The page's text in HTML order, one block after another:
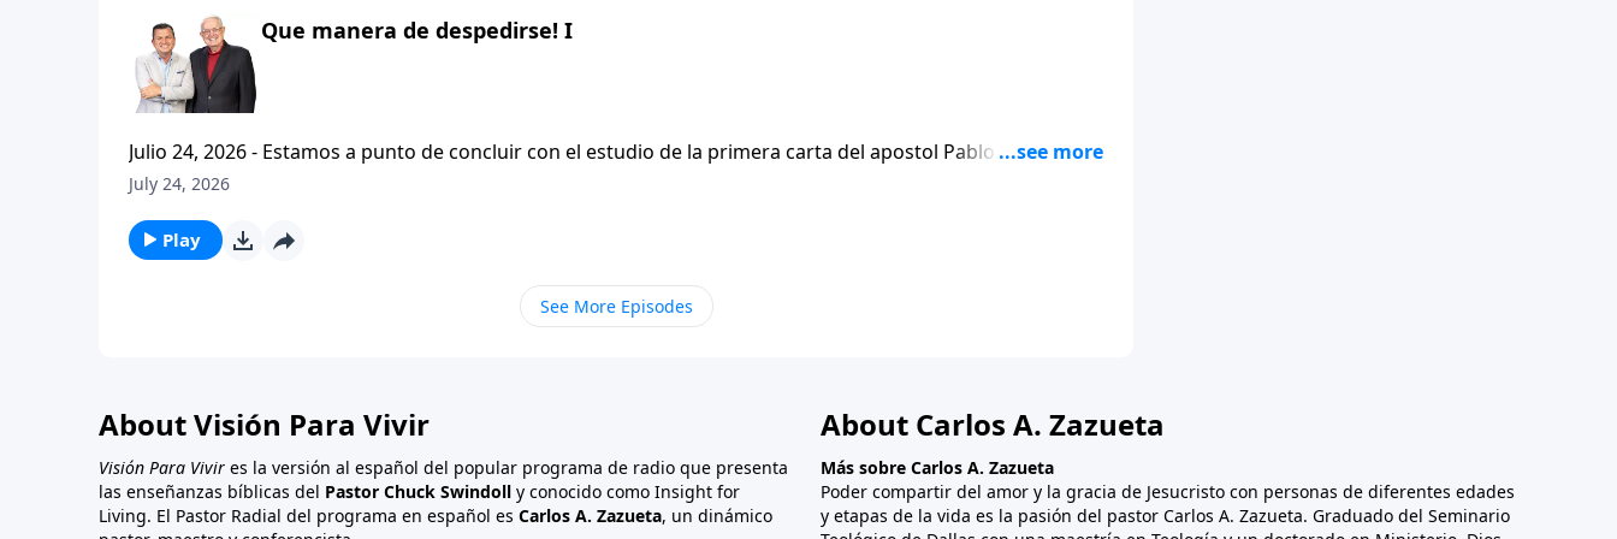
Que manera de despedirse! I
Julio 24, 2026 - Estamos a punto de concluir con el estudio de la primera carta del apostol Pablo a los
tesalonicenses titulado: Cristianismo Contagioso. En este escrito vemos una despedida franca. En lugar de
a sus hijos espirituales con una bendicion que termina siendo el punto mas apasionado de toda su carta.
July 24, 2026
Play
See More Episodes
About Visión Para Vivir
Visión Para Vivir es la versión al español del popular programa de radio que presenta
las enseñanzas bíblicas del Pastor Chuck Swindoll y conocido como Insight for
Living. El Pastor Radial del programa en español es Carlos A. Zazueta, un dinámico
About Carlos A. Zazueta
Más sobre Carlos A. Zazueta
Poder compartir del amor y la gracia de Jesucristo con personas de diferentes edades
y etapas de la vida es la pasión del pastor Carlos A. Zazueta. Graduado del Seminario